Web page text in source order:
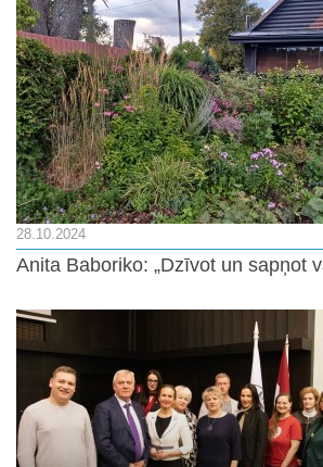
28.10.2024
Anita Baboriko: „Dzīvot un sapņot